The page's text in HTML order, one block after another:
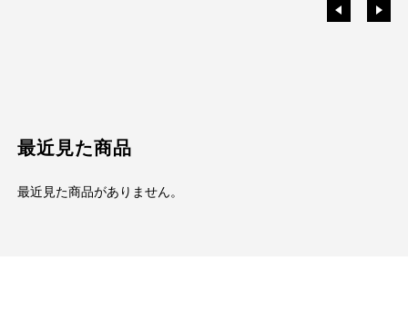
最近見た商品
最近見た商品がありません。